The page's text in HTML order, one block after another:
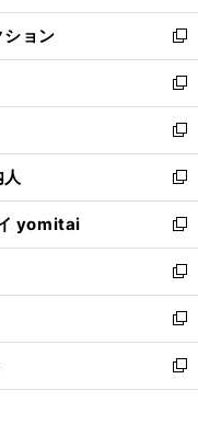
開
く
ウ
で
開
く
ン
ド
ウ
で
開
く
ウ
ィ
ン
ド
ウ
で
開
く
ョン
新
し
い
ウ
ィ
ン
ド
ウ
で
開
く
新
し
い
ウ
ィ
ン
ド
ウ
で
開
く
新
し
い
ウ
ィ
ン
ド
ウ
で
開
く
新
し
い
ウ
ィ
ン
ド
ウ
で
開
yomitai
新
し
い
ウ
ィ
ン
ド
ウ
新
し
い
ウ
ィ
ン
新
し
い
ウ
新
し